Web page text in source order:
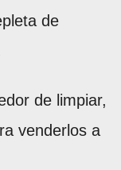
de
de limpiar,
venderlos a